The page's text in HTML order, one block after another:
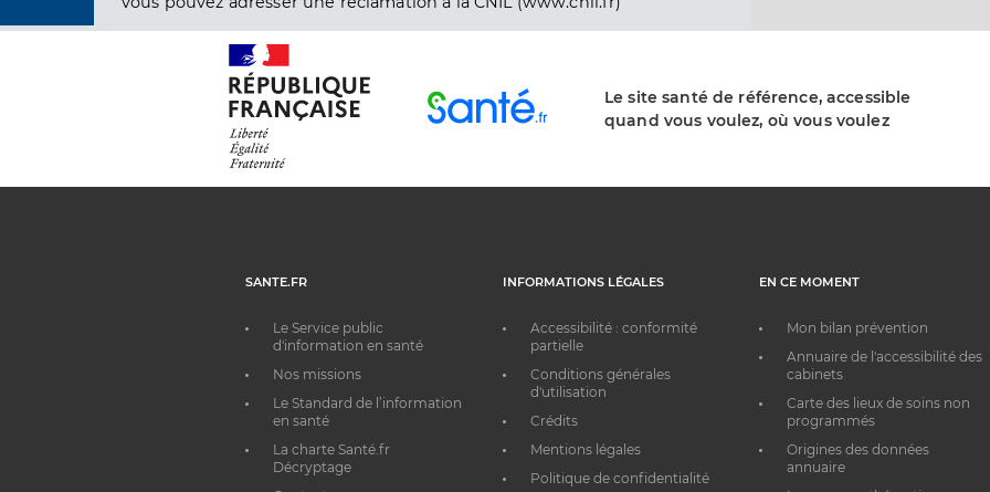
Le site santé de référence, accessible
quand vous voulez, où vous voulez
SANTE.FR
Le Service public
d'information en santé
Nos missions
Le Standard de l’information
en santé
La charte Santé.fr
Décryptage
INFORMATIONS LÉGALES
Accessibilité : conformité
partielle
Conditions générales
d'utilisation
Crédits
Mentions légales
Politique de confidentialité
EN CE MOMENT
Mon bilan prévention
Annuaire de l'accessibilité des
cabinets
Carte des lieux de soins non
programmés
Origines des données
annuaire